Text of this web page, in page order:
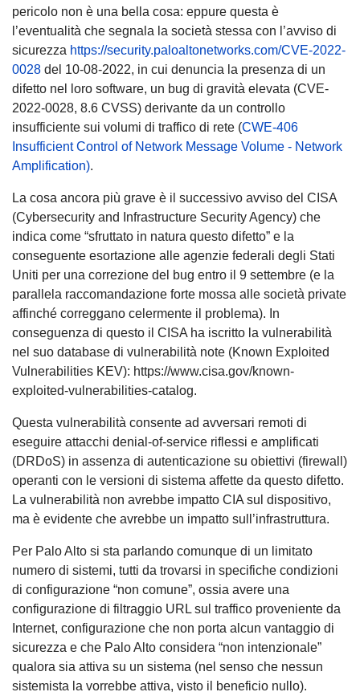
pericolo non è una bella cosa: eppure questa è
l’eventualità che segnala la società stessa con l’avviso di
sicurezza https://security.paloaltonetworks.com/CVE-2022-
0028 del 10-08-2022, in cui denuncia la presenza di un
difetto nel loro software, un bug di gravità elevata (CVE-
2022-0028, 8.6 CVSS) derivante da un controllo
insufficiente sui volumi di traffico di rete (CWE-406
Insufficient Control of Network Message Volume - Network
Amplification).
La cosa ancora più grave è il successivo avviso del CISA
(Cybersecurity and Infrastructure Security Agency) che
indica come “sfruttato in natura questo difetto” e la
conseguente esortazione alle agenzie federali degli Stati
Uniti per una correzione del bug entro il 9 settembre (e la
parallela raccomandazione forte mossa alle società private
affinché correggano celermente il problema). In
conseguenza di questo il CISA ha iscritto la vulnerabilità
nel suo database di vulnerabilità note (Known Exploited
Vulnerabilities KEV): https://www.cisa.gov/known-
exploited-vulnerabilities-catalog.
Questa vulnerabilità consente ad avversari remoti di
eseguire attacchi denial-of-service riflessi e amplificati
(DRDoS) in assenza di autenticazione su obiettivi (firewall)
operanti con le versioni di sistema affette da questo difetto.
La vulnerabilità non avrebbe impatto CIA sul dispositivo,
ma è evidente che avrebbe un impatto sull’infrastruttura.
Per Palo Alto si sta parlando comunque di un limitato
numero di sistemi, tutti da trovarsi in specifiche condizioni
di configurazione “non comune”, ossia avere una
configurazione di filtraggio URL sul traffico proveniente da
Internet, configurazione che non porta alcun vantaggio di
sicurezza e che Palo Alto considera “non intenzionale”
qualora sia attiva su un sistema (nel senso che nessun
sistemista la vorrebbe attiva, visto il beneficio nullo).